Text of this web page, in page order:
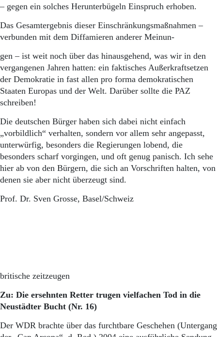
– gegen ein solches Herunterbügeln Einspruch erhoben.
Das Gesamtergebnis dieser Einschränkungsmaßnahmen –
verbunden mit dem Diffamieren anderer Meinun-
gen – ist weit noch über das hinausgehend, was wir in den
vergangenen Jahren hatten: ein faktisches Außerkraftsetzen
der Demokratie in fast allen pro forma demokratischen
Staaten Europas und der Welt. Darüber sollte die PAZ
schreiben!
Die deutschen Bürger haben sich dabei nicht einfach
„vorbildlich“ verhalten, sondern vor allem sehr angepasst,
unterwürfig, besonders die Regierungen lobend, die
besonders scharf vorgingen, und oft genug panisch. Ich sehe
hier ab von den Bürgern, die sich an Vorschriften halten, von
denen sie aber nicht überzeugt sind.
Prof. Dr. Sven Grosse, Basel/Schweiz
britische zeitzeugen
Zu: Die ersehnten Retter trugen vielfachen Tod in die
Neustädter Bucht (Nr. 16)
Der WDR brachte über das furchtbare Geschehen (Untergang